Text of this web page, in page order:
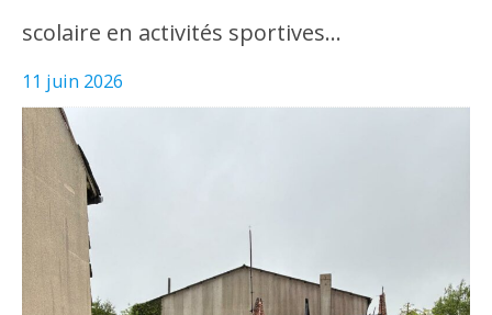
scolaire en activités sportives…
11 juin 2026